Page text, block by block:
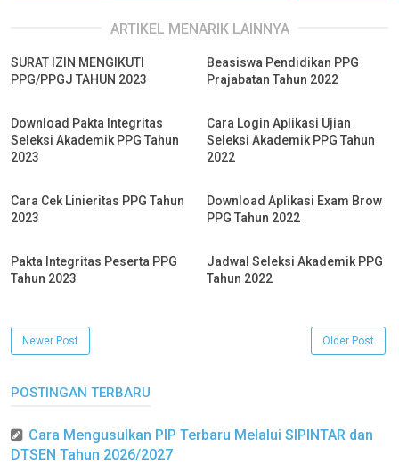
ARTIKEL MENARIK LAINNYA
SURAT IZIN MENGIKUTI
PPG/PPGJ TAHUN 2023
Beasiswa Pendidikan PPG
Prajabatan Tahun 2022
Download Pakta Integritas
Seleksi Akademik PPG Tahun
2023
Cara Login Aplikasi Ujian
Seleksi Akademik PPG Tahun
2022
Cara Cek Linieritas PPG Tahun
2023
Download Aplikasi Exam Brow
PPG Tahun 2022
Pakta Integritas Peserta PPG
Tahun 2023
Jadwal Seleksi Akademik PPG
Tahun 2022
Newer Post Older Post
POSTINGAN TERBARU
Cara Mengusulkan PIP Terbaru Melalui SIPINTAR dan
DTSEN Tahun 2026/2027